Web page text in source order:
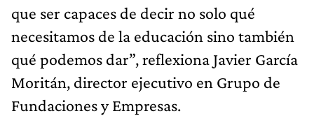
que ser capaces de decir no solo qué
necesitamos de la educación sino también
qué podemos dar”, reflexiona Javier García
Moritán, director ejecutivo en Grupo de
Fundaciones y Empresas.